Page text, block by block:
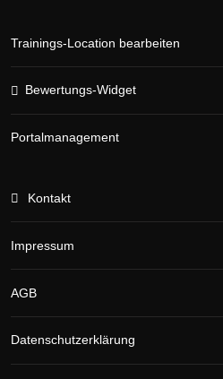
Trainings-Location bearbeiten
Bewertungs-Widget
Portalmanagement
Kontakt
Impressum
AGB
Datenschutzerklärung